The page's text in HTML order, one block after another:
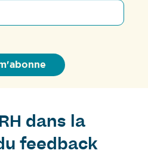
dans la
feedback